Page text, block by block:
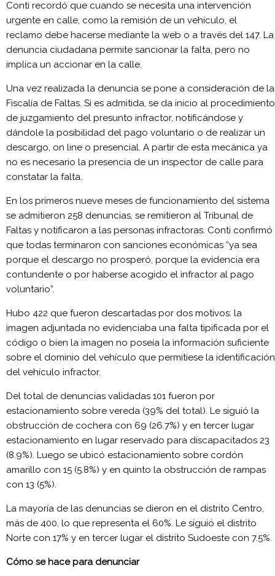
Conti recordó que cuando se necesita una intervención
urgente en calle, como la remisión de un vehículo, el
reclamo debe hacerse mediante la web o a través del 147. La
denuncia ciudadana permite sancionar la falta, pero no
implica un accionar en la calle.
Una vez realizada la denuncia se pone a consideración de la
Fiscalía de Faltas. Si es admitida, se da inicio al procedimiento
de juzgamiento del presunto infractor, notificándose y
dándole la posibilidad del pago voluntario o de realizar un
descargo, on line o presencial. A partir de esta mecánica ya
no es necesario la presencia de un inspector de calle para
constatar la falta.
En los primeros nueve meses de funcionamiento del sistema
se admitieron 258 denuncias, se remitieron al Tribunal de
Faltas y notificaron a las personas infractoras. Conti confirmó
que todas terminaron con sanciones económicas “ya sea
porque el descargo no prosperó, porque la evidencia era
contundente o por haberse acogido el infractor al pago
voluntario”.
Hubo 422 que fueron descartadas por dos motivos: la
imagen adjuntada no evidenciaba una falta tipificada por el
código o bien la imagen no poseía la información suficiente
sobre el dominio del vehículo que permitiese la identificación
del vehículo infractor.
Del total de denuncias validadas 101 fueron por
estacionamiento sobre vereda (39% del total). Le siguió la
obstrucción de cochera con 69 (26.7%) y en tercer lugar
estacionamiento en lugar reservado para discapacitados 23
(8.9%). Luego se ubicó estacionamiento sobre cordón
amarillo con 15 (5.8%) y en quinto la obstrucción de rampas
con 13 (5%).
La mayoría de las denuncias se dieron en el distrito Centro,
más de 400, lo que representa el 60%. Le siguió el distrito
Norte con 17% y en tercer lugar el distrito Sudoeste con 7.5%.
Cómo se hace para denunciar